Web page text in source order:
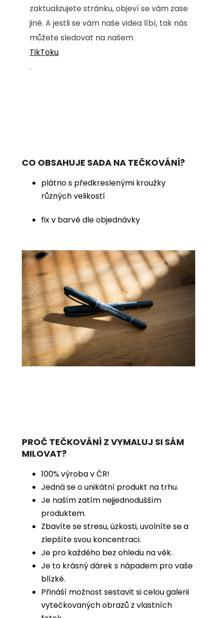
zaktualizujete stránku, objeví se vám zase
jiné. A jestli se vám naše videa líbí, tak nás
můžete sledovat na našem
TikToku
.
CO OBSAHUJE SADA NA TEČKOVÁNÍ?
plátno s předkreslenými kroužky
různých velikostí
fix v barvě dle objednávky
PROČ TEČKOVÁNÍ Z VYMALUJ SI SÁM
MILOVAT?
100% výroba v ČR!
Jedná se o unikátní produkt na trhu.
Je naším zatím nejjednodušším
produktem.
Zbavíte se stresu, úzkosti, uvolníte se a
zlepšíte svou koncentraci.
Je pro každého bez ohledu na věk.
Je to krásný dárek s nápadem pro vaše
blízké.
Přináší možnost sestavit si celou galerii
vytečkovaných obrazů z vlastních